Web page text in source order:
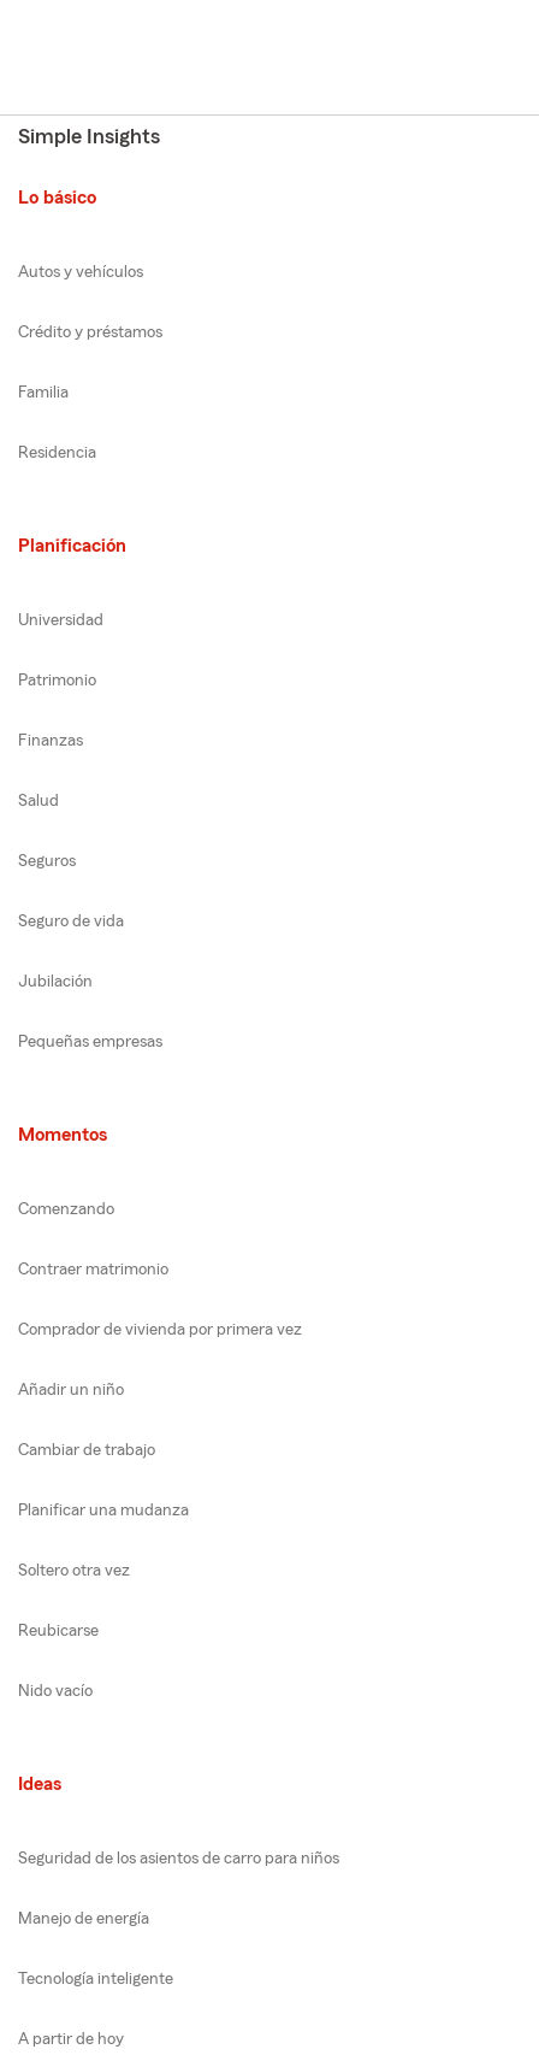
Simple Insights
Lo básico
Autos y vehículos
Crédito y préstamos
Familia
Residencia
Planificación
Universidad
Patrimonio
Finanzas
Salud
Seguros
Seguro de vida
Jubilación
Pequeñas empresas
Momentos
Comenzando
Contraer matrimonio
Comprador de vivienda por primera vez
Añadir un niño
Cambiar de trabajo
Planificar una mudanza
Soltero otra vez
Reubicarse
Nido vacío
Ideas
Seguridad de los asientos de carro para niños
Manejo de energía
Tecnología inteligente
A partir de hoy